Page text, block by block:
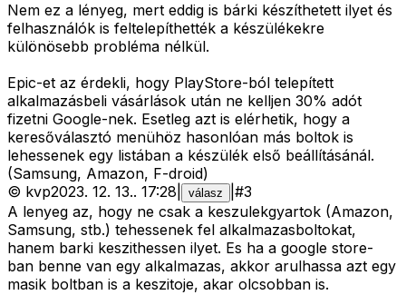
Nem ez a lényeg, mert eddig is bárki készíthetett ilyet és
felhasználók is feltelepíthették a készülékekre
különösebb probléma nélkül.
Epic-et az érdekli, hogy PlayStore-ból telepített
alkalmazásbeli vásárlások után ne kelljen 30% adót
fizetni Google-nek. Esetleg azt is elérhetik, hogy a
keresőválasztó menühöz hasonlóan más boltok is
lehessenek egy listában a készülék első beállításánál.
(Samsung, Amazon, F-droid)
© kvp2023. 12. 13.. 17:28 válasz #3
A lenyeg az, hogy ne csak a keszulekgyartok (Amazon,
Samsung, stb.) tehessenek fel alkalmazasboltokat,
hanem barki keszithessen ilyet. Es ha a google store-
ban benne van egy alkalmazas, akkor arulhassa azt egy
masik boltban is a keszitoje, akar olcsobban is.